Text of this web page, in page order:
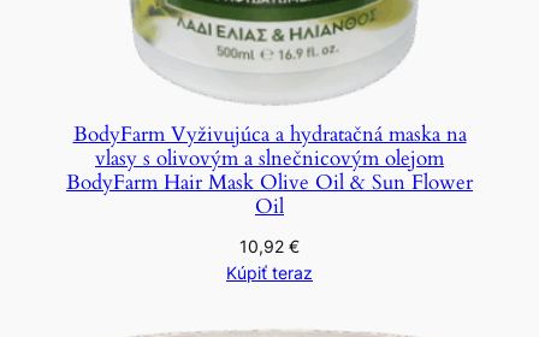
BodyFarm Vyživujúca a hydratačná maska na
vlasy s olivovým a slnečnicovým olejom
BodyFarm Hair Mask Olive Oil & Sun Flower
Oil
10,92 €
Kúpiť teraz